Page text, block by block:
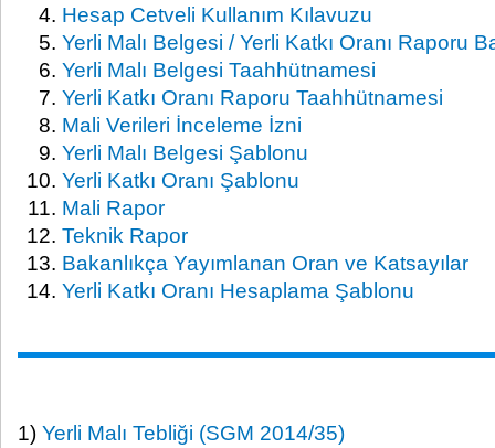
Hesap Cetveli Kullanım Kılavuzu
Yerli Malı Belgesi / Yerli Katkı Oranı Raporu
Yerli Malı Belgesi Taahhütnamesi
Yerli Katkı Oranı Raporu Taahhütnamesi
Mali Verileri İnceleme İzni
Yerli Malı Belgesi Şablonu
Yerli Katkı Oranı Şablonu
Mali Rapor
Teknik Rapor
Bakanlıkça Yayımlanan Oran ve Katsayılar
Yerli Katkı Oranı Hesaplama Şablonu
1) Yerli Malı Tebliği (SGM 2014/35)